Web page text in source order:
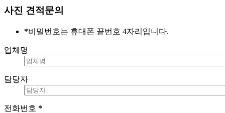
사진 견적문의
*비밀번호는 휴대폰 끝번호 4자리입니다.
업체명
담당자
전화번호 *